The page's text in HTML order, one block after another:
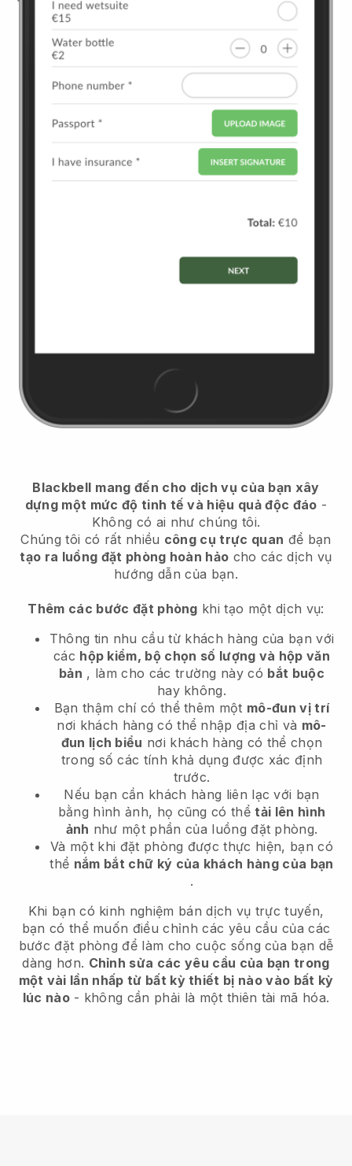
Blackbell mang đến cho dịch vụ của bạn xây
dựng một mức độ tinh tế và hiệu quả độc đáo -
Không có ai như chúng tôi.
Chúng tôi có rất nhiều công cụ trực quan để bạn
tạo ra luồng đặt phòng hoàn hảo cho các dịch vụ
hướng dẫn của bạn.
Thêm các bước đặt phòng khi tạo một dịch vụ:
Thông tin nhu cầu từ khách hàng của bạn với
các hộp kiểm, bộ chọn số lượng và hộp văn
bản , làm cho các trường này có bắt buộc
hay không.
Bạn thậm chí có thể thêm một mô-đun vị trí
nơi khách hàng có thể nhập địa chỉ và mô-
đun lịch biểu nơi khách hàng có thể chọn
trong số các tính khả dụng được xác định
trước.
Nếu bạn cần khách hàng liên lạc với bạn
bằng hình ảnh, họ cũng có thểtải lên hình
ảnh như một phần của luồng đặt phòng.
Và một khi đặt phòng được thực hiện, bạn có
thể nắm bắt chữ ký của khách hàng của bạn
.
Khi bạn có kinh nghiệm bán dịch vụ trực tuyến,
bạn có thể muốn điều chỉnh các yêu cầu của các
bước đặt phòng để làm cho cuộc sống của bạn dễ
dàng hơn. Chỉnh sửa các yêu cầu của bạn trong
một vài lần nhấp từ bất kỳ thiết bị nào vào bất kỳ
lúc nào- không cần phải là một thiên tài mã hóa.